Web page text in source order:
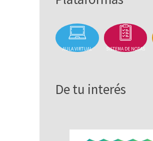
AULA VIRTUAL SISTEMA DE NOTAS
De tu interés